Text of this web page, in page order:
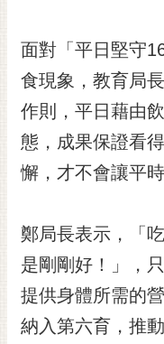
市
民
信
箱
English
日
語
隱
私
權
及
面對「平日堅守
食現象，教育局
作則，平日藉由
態，成果保證看
懈，才不會讓平
鄭局長表示，「
是剛剛好！」，
提供身體所需的
納入第六育，推